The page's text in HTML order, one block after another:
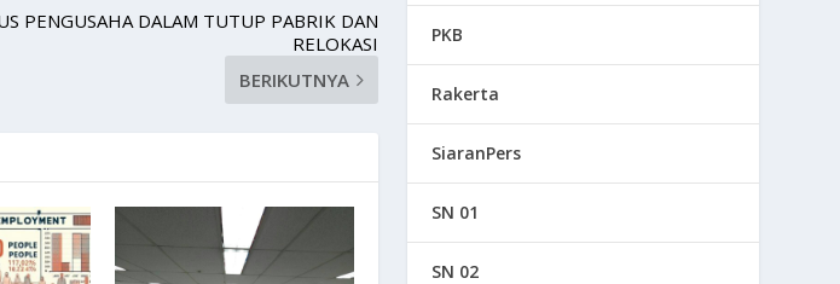
PENGUSAHA DALAM TUTUP PABRIK DAN
RELOKASI
BERIKUTNYA
PKB
Rakerta
SiaranPers
SN 01
SN 02